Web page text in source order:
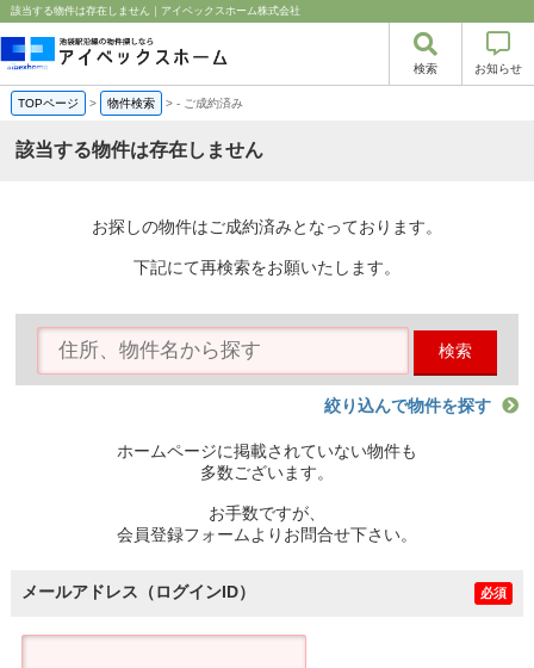
該当する物件は存在しません｜アイベックスホーム株式会社
検索 お知らせ
TOPページ > 物件検索 >- ご成約済み
該当する物件は存在しません
お探しの物件はご成約済みとなっております。
下記にて再検索をお願いたします。
検索
絞り込んで物件を探す
ホームページに掲載されていない物件も
多数ございます。
お手数ですが、
会員登録フォームよりお問合せ下さい。
メールアドレス（ログインID） 必須